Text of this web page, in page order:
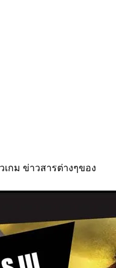
เกม ข่าวสารต่างๆของ